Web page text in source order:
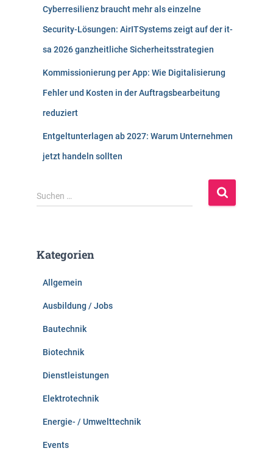
Cyberresilienz braucht mehr als einzelne
Security-Lösungen: AirITSystems zeigt auf der it-
sa 2026 ganzheitliche Sicherheitsstrategien
Kommissionierung per App: Wie Digitalisierung
Fehler und Kosten in der Auftragsbearbeitung
reduziert
Entgeltunterlagen ab 2027: Warum Unternehmen
jetzt handeln sollten
S
u
n
Suchen …
Kategorien
Allgemein
Ausbildung / Jobs
Bautechnik
Biotechnik
Dienstleistungen
Elektrotechnik
Energie- / Umwelttechnik
Events